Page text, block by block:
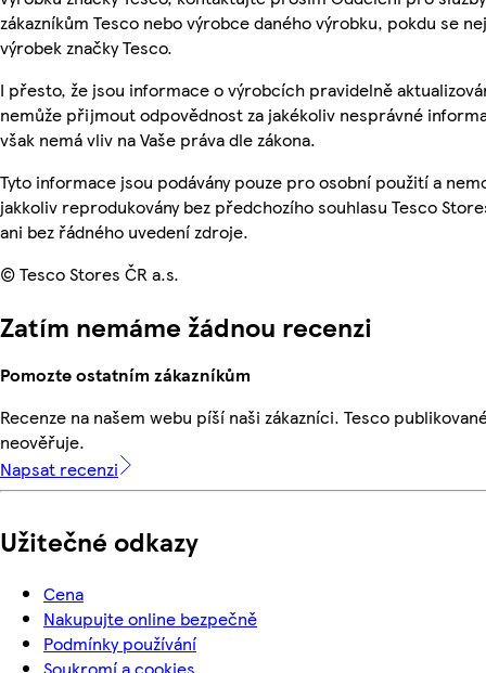
zákazníkům Tesco nebo výrobce daného výrobku, pokdu se
výrobek značky Tesco.
I přesto, že jsou informace o výrobcích pravidelně
nemůže přijmout odpovědnost za jakékoliv nesprávné
však nemá vliv na Vaše práva dle zákona.
Tyto informace jsou podávány pouze pro osobní použití a
jakkoliv reprodukovány bez předchozího souhlasu Tesco
ani bez řádného uvedení zdroje.
© Tesco Stores ČR a.s.
Zatím nemáme žádnou recenzi
Pomozte ostatním zákazníkům
Recenze na našem webu píší naši zákazníci. Tesco
neověřuje.
Napsat recenzi
Užitečné odkazy
Cena
Nakupujte online bezpečně
Podmínky používání
Soukromí a cookies